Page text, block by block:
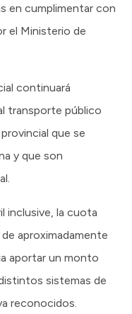
en cumplimentar con
el Ministerio de
continuará
transporte público
que se
y que son
inclusive, la cuota
aproximadamente
aportar un monto
sistemas de
reconocidos.